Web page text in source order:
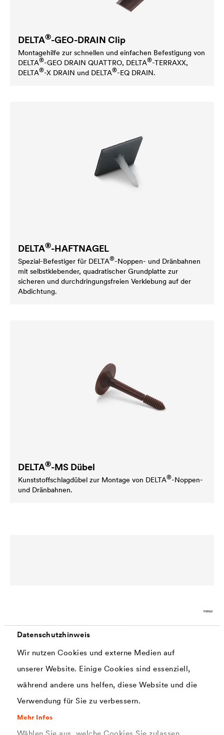
Datenschutzhinweis
Wir nutzen Cookies und externe Medien auf
unserer Website. Einige Cookies sind essenziell,
während andere uns helfen, diese Website und die
Verwendung für Sie zu verbessern.
Mehr Infos
DELTA®-GEO-DRAIN Clip
Montagehilfe zur schnellen und einfachen Befestigung von
DELTA®-GEO DRAIN QUATTRO, DELTA®-TERRAXX,
DELTA®-X DRAIN und DELTA®-EQ DRAIN.
DELTA®-HAFTNAGEL
Spezial-Befestiger für DELTA®-Noppen- und Dränbahnen
mit selbstklebender, quadratischer Grundplatte zur
sicheren und durchdringungsfreien Verklebung auf der
Abdichtung.
DELTA®-MS Dübel
Kunststoffschlagdübel zur Montage von DELTA®-Noppen-
und Dränbahnen.
DELTA -MS Knopf
DELTA®-Noppen- und Dränbahnen in Verbindung mit
Stahlnägeln oder Schussbolzen.